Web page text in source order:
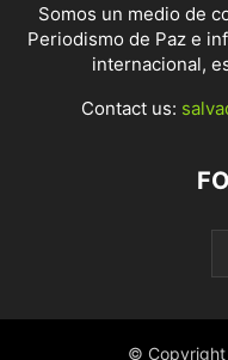
Somos un medio de
Periodismo de Paz e
internacional,
Contact us:
© Copyright